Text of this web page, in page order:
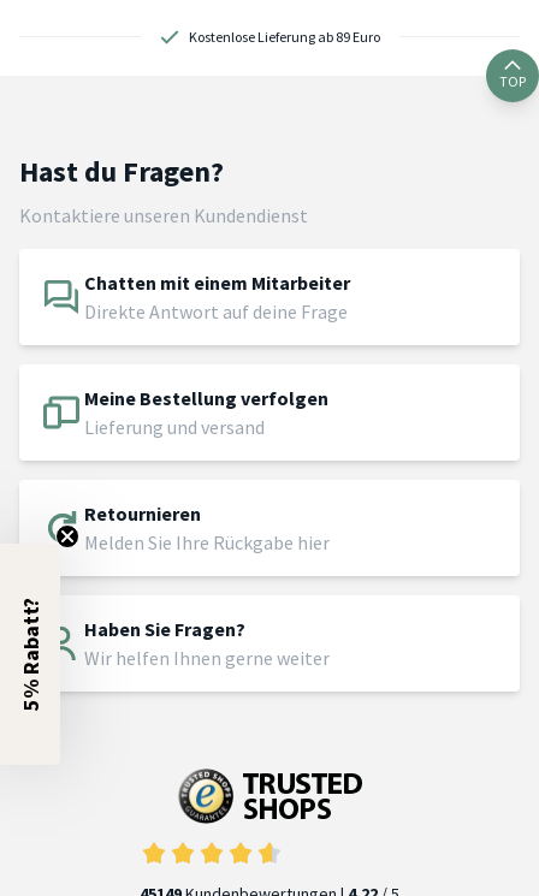
Kostenlose Lieferung ab 89 Euro
TOP
Hast du Fragen?
Kontaktiere unseren Kundendienst
Chatten mit einem Mitarbeiter
Direkte Antwort auf deine Frage
Meine Bestellung verfolgen
Lieferung und versand
Retournieren
Melden Sie Ihre Rückgabe hier
Haben Sie Fragen?
Wir helfen Ihnen gerne weiter
5% Rabatt?